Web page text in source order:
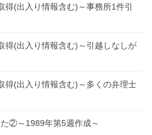
(出入り情報含む)～事務所1件引
得(出入り情報含む)～引越しなしが
得(出入り情報含む)～多くの弁理士
②～1989年第5週作成～